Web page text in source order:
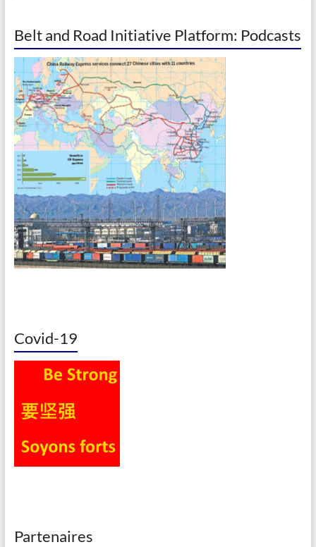
Belt and Road Initiative Platform: Podcasts
Covid-19
Partenaires